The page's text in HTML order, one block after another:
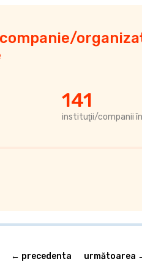
141
instituţii/companii
← precedenta
următoarea